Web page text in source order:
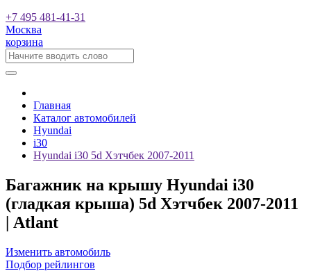
+7 495 481-41-31
Москва
корзина
Главная
Каталог автомобилей
Hyundai
i30
Hyundai i30 5d Хэтчбек 2007-2011
Багажник на крышу Hyundai i30
(гладкая крыша) 5d Хэтчбек 2007-2011
| Atlant
Изменить автомобиль
Подбор рейлингов